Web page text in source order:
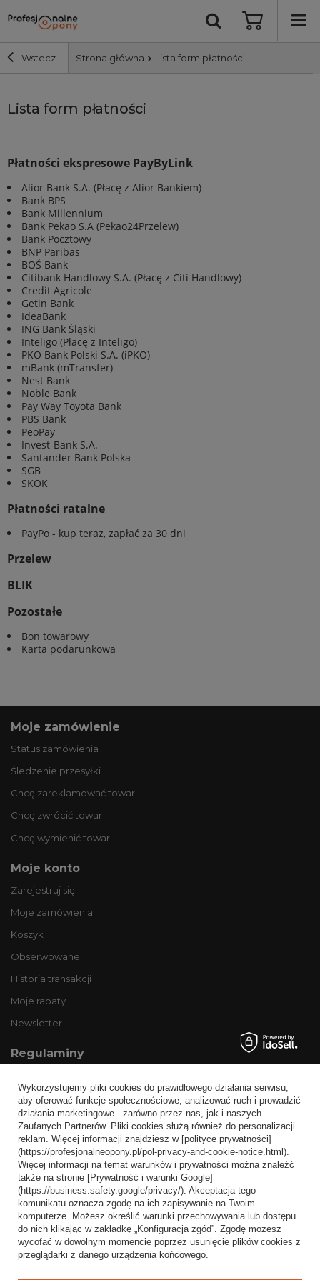
Wstecz Strona główna Lista form płatności
Szerokość i profil
Bieżnik
Nośność
Lista form płatności
Płatności ekspresowe PayByLink
Alior Bank S.A. (Płacę z Alior Bankiem)
Bank BPS
Bank Millennium
Bank Pekao S.A (Pekao24Przelew)
Bank Pocztowy
BNP Paribas
BOŚ Bank
Citibank Handlowy S.A. (Płacę z Citi Handlowy)
Credit Agricole
Getin Bank
IdeaBank
ING Bank Śląski
Inteligo (Płacę z Inteligo)
PKO Bank Polski S.A. (iPKO)
mBank (mTransfer)
Nest Bank
Noble Bank
Pay Way Toyota Bank
PBS Bank
PeoPay
Invest-Bank S.A.
Santander Bank Polska
SGB
SKOK
Płatności ratalne
PayPo - kup teraz, zapłać za 30 dni
Przelew
BLIK
Pozostałe
Bon towarowy
Karta podarunkowa
Moje zamówienie
Status zamówienia
Śledzenie przesyłki
Chcę zareklamować towar
Chcę zwrócić towar
Chcę wymienić towar
Moje konto
Zarejestruj się
Moje zamówienia
Koszyk
Obserwowane
Historia transakcji
Moje rabaty
Newsletter
Regulaminy
Wysyłka
Sposoby płatności i prowizje
Regulamin
Polityka prywatności
Odstąpienie od umowy
Popularne kategorie
Opony bezdętkowe
Opony dętkowe
Wykorzystujemy pliki cookies do prawidłowego działania serwisu,
aby oferować funkcje społecznościowe, analizować ruch i prowadzić
działania marketingowe - zarówno przez nas, jak i naszych
Zaufanych Partnerów. Pliki cookies służą również do personalizacji
reklam. Więcej informacji znajdziesz w [polityce prywatności]
(https://profesjonalneopony.pl/pol-privacy-and-cookie-notice.html).
Więcej informacji na temat warunków i prywatności można znaleźć
także na stronie [Prywatność i warunki Google]
(https://business.safety.google/privacy/). Akceptacja tego
komunikatu oznacza zgodę na ich zapisywanie na Twoim
komputerze. Możesz określić warunki przechowywania lub dostępu
do nich klikając w zakładkę „Konfiguracja zgód”. Zgodę możesz
wycofać w dowolnym momencie poprzez usunięcie plików cookies z
przeglądarki z danego urządzenia końcowego.